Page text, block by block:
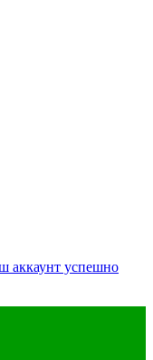
аккаунт успешно